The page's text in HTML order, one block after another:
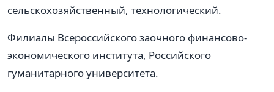
сельскохозяйственный, технологический.
Филиалы Всероссийского заочного финансово-
экономического института, Российского
гуманитарного университета.